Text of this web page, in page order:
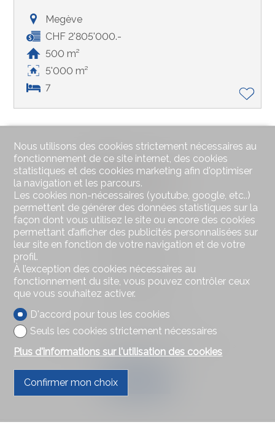
Megève
CHF 2'805'000.-
500 m²
5'000 m²
7
Contactez-nous
GESTICORP S.A.
32, Avenue de Champel
1206 Genève
Tél. +4122 3464333
Fax +4122 3464984
dcoen@gesticorp.ch
Restez connecté
gratuitement.
S'abonner
Nous utilisons des cookies strictement nécessaires au
fonctionnement de ce site internet, des cookies
statistiques et des cookies marketing afin d'optimiser
la navigation et les parcours.
Les cookies non-nécessaires (youtube, google, etc..)
permettent de générer des données statistiques sur la
façon dont vous utilisez le site ou encore des cookies
permettant d’afficher des publicités personnalisées sur
leur site en fonction de votre navigation et de votre
profil.
À l’exception des cookies nécessaires au
fonctionnement du site, vous pouvez contrôler ceux
que vous souhaitez activer.
D'accord pour tous les cookies
Seuls les cookies strictement nécessaires
Plus d'informations sur l'utilisation des cookies
Confirmer mon choix